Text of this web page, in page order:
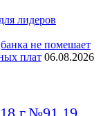
лидеров
не помешает
плат 06.08.2026